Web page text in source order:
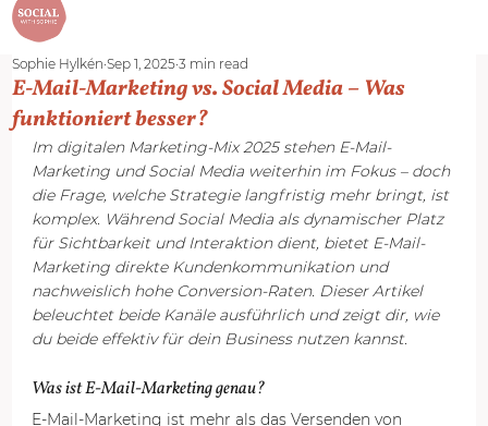
E-Mail-Marketing vs. Social Media – Was
funktioniert besser?
Sophie Hylkén Sep 1, 2025 3 min read
Im digitalen Marketing-Mix 2025 stehen E-Mail-
Marketing und Social Media weiterhin im Fokus – doch
die Frage, welche Strategie langfristig mehr bringt, ist
komplex. Während Social Media als dynamischer Platz
für Sichtbarkeit und Interaktion dient, bietet E-Mail-
Marketing direkte Kundenkommunikation und
nachweislich hohe Conversion-Raten. Dieser Artikel
beleuchtet beide Kanäle ausführlich und zeigt dir, wie
du beide effektiv für dein Business nutzen kannst.
Was ist E-Mail-Marketing genau?
E-Mail-Marketing ist mehr als das Versenden von